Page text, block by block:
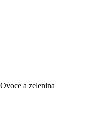
Ovoce a zelenina